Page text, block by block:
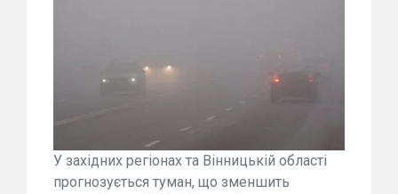
У західних регіонах та Вінницькій області
прогнозується туман, що зменшить